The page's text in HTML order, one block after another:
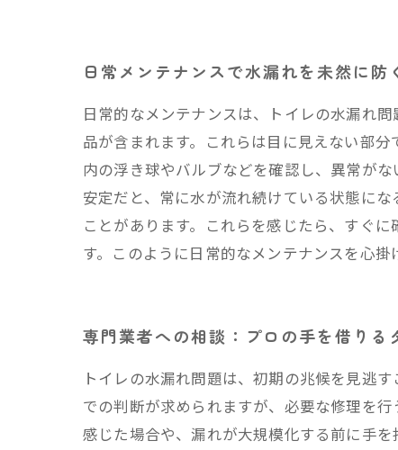
日常メンテナンスで水漏れを未然に防
日常的なメンテナンスは、トイレの水漏れ
品が含まれます。これらは目に見えない部
内の浮き球やバルブなどを確認し、異常が
安定だと、常に水が流れ続けている状態に
ことがあります。これらを感じたら、すぐ
す。このように日常的なメンテナンスを心
専門業者への相談：プロの手を借りる
トイレの水漏れ問題は、初期の兆候を見逃
での判断が求められますが、必要な修理を
感じた場合や、漏れが大規模化する前に手